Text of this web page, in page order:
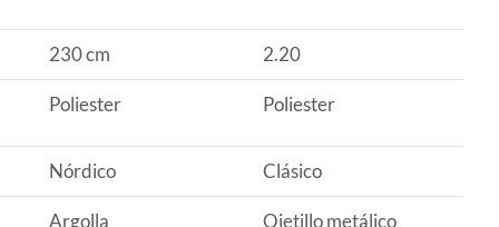
230 cm 2.20
Poliester Poliester
Nórdico Clásico
Argolla Ojetillo metálico